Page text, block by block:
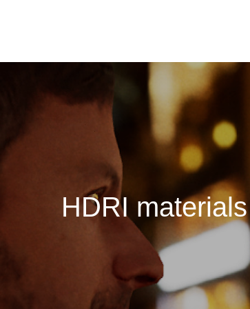
DRI materials in